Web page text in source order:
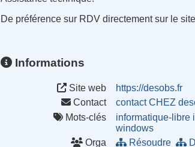
De préférence sur RDV directement sur le
Informations
Site web
https://desobs.fr
Contact
contact CHEZ
Mots-clés
informatique-libre
windows
Orga
Résoudre